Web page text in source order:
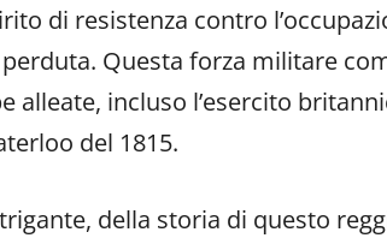
di resistenza contro
Questa forza militare
alleate, incluso l’esercito
del 1815.
della storia di questo